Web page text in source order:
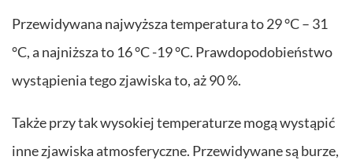
Przewidywana najwyższa temperatura to 29 °C – 31
°C, a najniższa to 16 °C -19 °C. Prawdopodobieństwo
wystąpienia tego zjawiska to, aż 90 %.
Także przy tak wysokiej temperaturze mogą wystąpić
inne zjawiska atmosferyczne. Przewidywane są burze,